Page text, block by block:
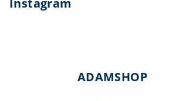
Instagram
ADAMSHOP